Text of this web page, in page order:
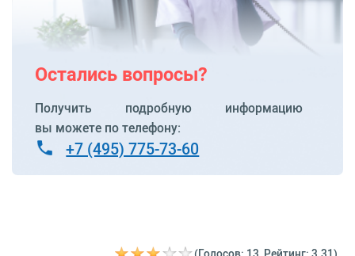
Остались вопросы?
Получить подробную информацию
вы можете по телефону:
+7 (495) 775-73-60